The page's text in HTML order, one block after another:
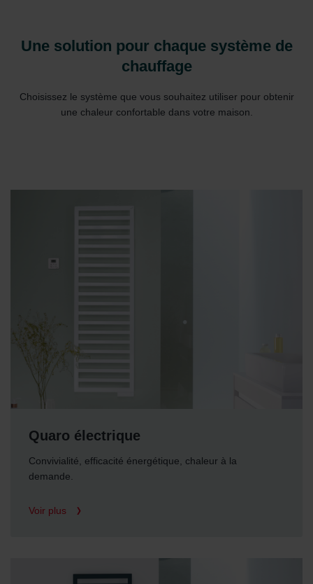
Une solution pour chaque système de
chauffage
Choisissez le système que vous souhaitez utiliser pour obtenir
une chaleur confortable dans votre maison.
Quaro électrique
Convivialité, efficacité énergétique, chaleur à la
demande.
Voir plus